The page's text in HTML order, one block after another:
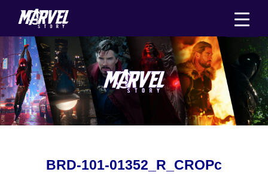
au
contenu
BRD-101-01352_R_CROPc